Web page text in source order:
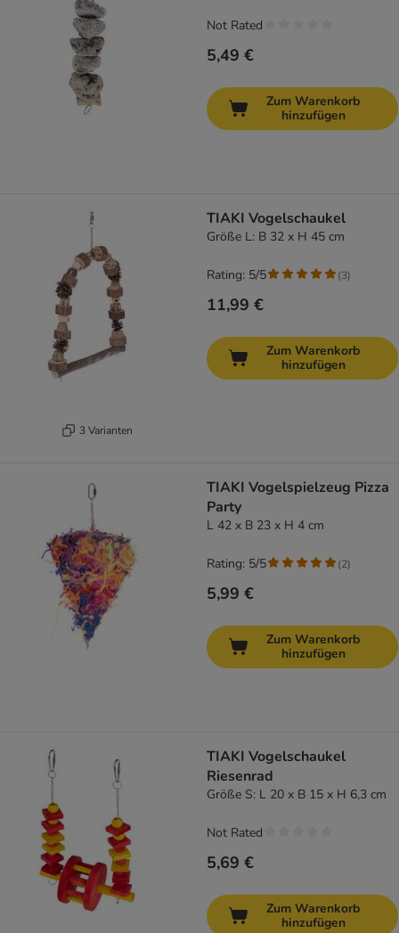
5,49 €
Not Rated
Zum Warenkorb
hinzufügen
3 Varianten
TIAKI Vogelschaukel
Größe L: B 32 x H 45 cm
11,99 €
Rating: 5/5 (3)
Zum Warenkorb
hinzufügen
TIAKI Vogelspielzeug Pizza
Party
L 42 x B 23 x H 4 cm
5,99 €
Rating: 5/5 (2)
Zum Warenkorb
hinzufügen
TIAKI Vogelschaukel
Riesenrad
Größe S: L 20 x B 15 x H 6,3 cm
5,69 €
Not Rated
Zum Warenkorb
hinzufügen